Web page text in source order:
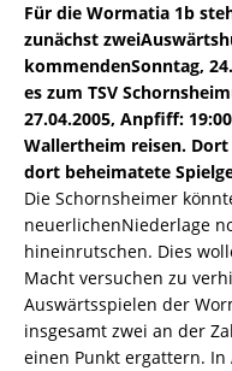
Für die Wormatia 1b
zunächst
kommendenSonntag,
es zum TSV
27.04.2005, Anpfiff:
Wallertheim reisen.
dort beheimatete
Die Schornsheimer
neuerlichenNiederlage
hineinrutschen. Dies
Macht versuchen zu
Auswärtsspielen der
insgesamt zwei an der
einen Punkt ergattern.